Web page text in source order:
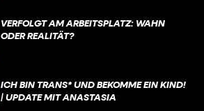
VERFOLGT AM ARBEITSPLATZ: WAHN
ODER REALITÄT?
ICH BIN TRANS* UND BEKOMME EIN KIND!
| UPDATE MIT ANASTASIA